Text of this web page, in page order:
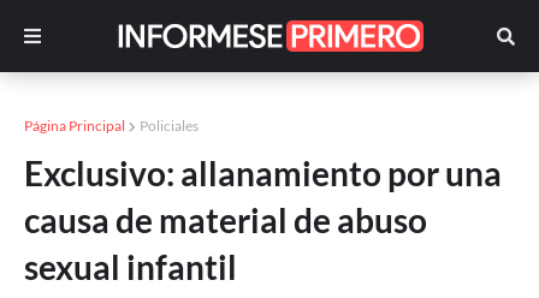
Página Principal Policiales
Exclusivo: allanamiento por una
causa de material de abuso
sexual infantil